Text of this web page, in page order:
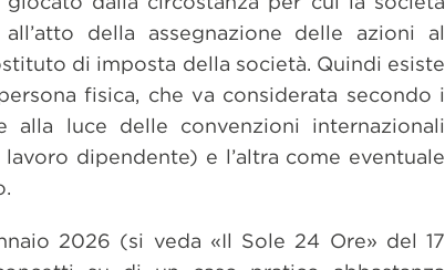
della assegnazione delle azioni al
di imposta della società. Quindi esiste
fisica, che va considerata secondo i
alla luce delle convenzioni internazionali
dipendente) e l’altra come eventuale
2026 (si veda «Il Sole 24 Ore» del 17